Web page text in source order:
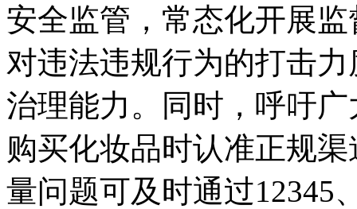
安全监管，常态化开展
对违法违规行为的打击
治理能力。同时，呼吁
购买化妆品时认准正规
量问题可及时通过12345